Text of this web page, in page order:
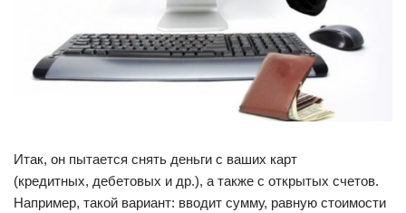
Итак, он пытается снять деньги с ваших карт
(кредитных, дебетовых и др.), а также с открытых счетов.
Например, такой вариант: вводит сумму, равную стоимости